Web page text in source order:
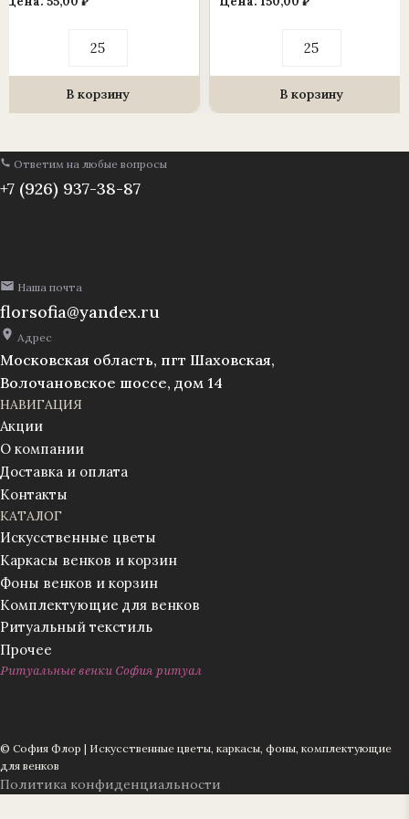
товара
для
венка
В корзину
товара
для
венка
В корзину
Ответим на любые вопросы
+7 (926) 937-38-87
Наша почта
florsofia@yandex.ru
Адрес
Московская область, пгт Шаховская,
Волочановское шоссе, дом 14
НАВИГАЦИЯ
Акции
О компании
Доставка и оплата
Контакты
КАТАЛОГ
Искусственные цветы
Каркасы венков и корзин
Фоны венков и корзин
Комплектующие для венков
Ритуальный текстиль
Прочее
Ритуальные венки София ритуал
© София Флор | Искусственные цветы, каркасы, фоны, комплектующие
для венков
Политика конфиденциальности